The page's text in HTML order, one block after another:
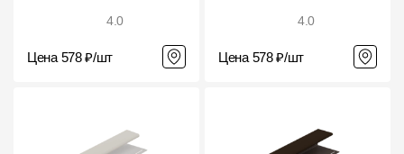
4.0
Цена 578 ₽/шт
4.0
Цена 578 ₽/шт